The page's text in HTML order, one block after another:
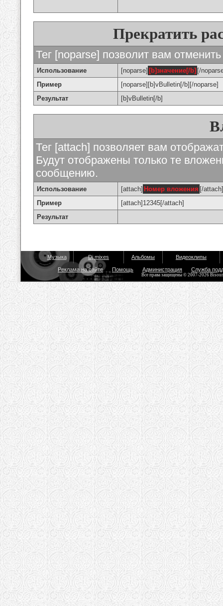
Прекратить
Тег [noparse] позволит вам
Использование [noparse] [b]значение[/b] [/
Пример
[noparse][b]vBulletin[/b][/noparse]
Результат
[b]vBulletin[/b]
Тег [attach] позволяет вам
Будут отображены только те
сообщению.
Использование [attach] Номер вложения [/attach]
Пример
[attach]12345[/attach]
Результат
Музыка Dj mixes Альбомы Видеоклипы
Реклама на сайте Помощь Администрация Служба
Все права защищены © 2007-2026